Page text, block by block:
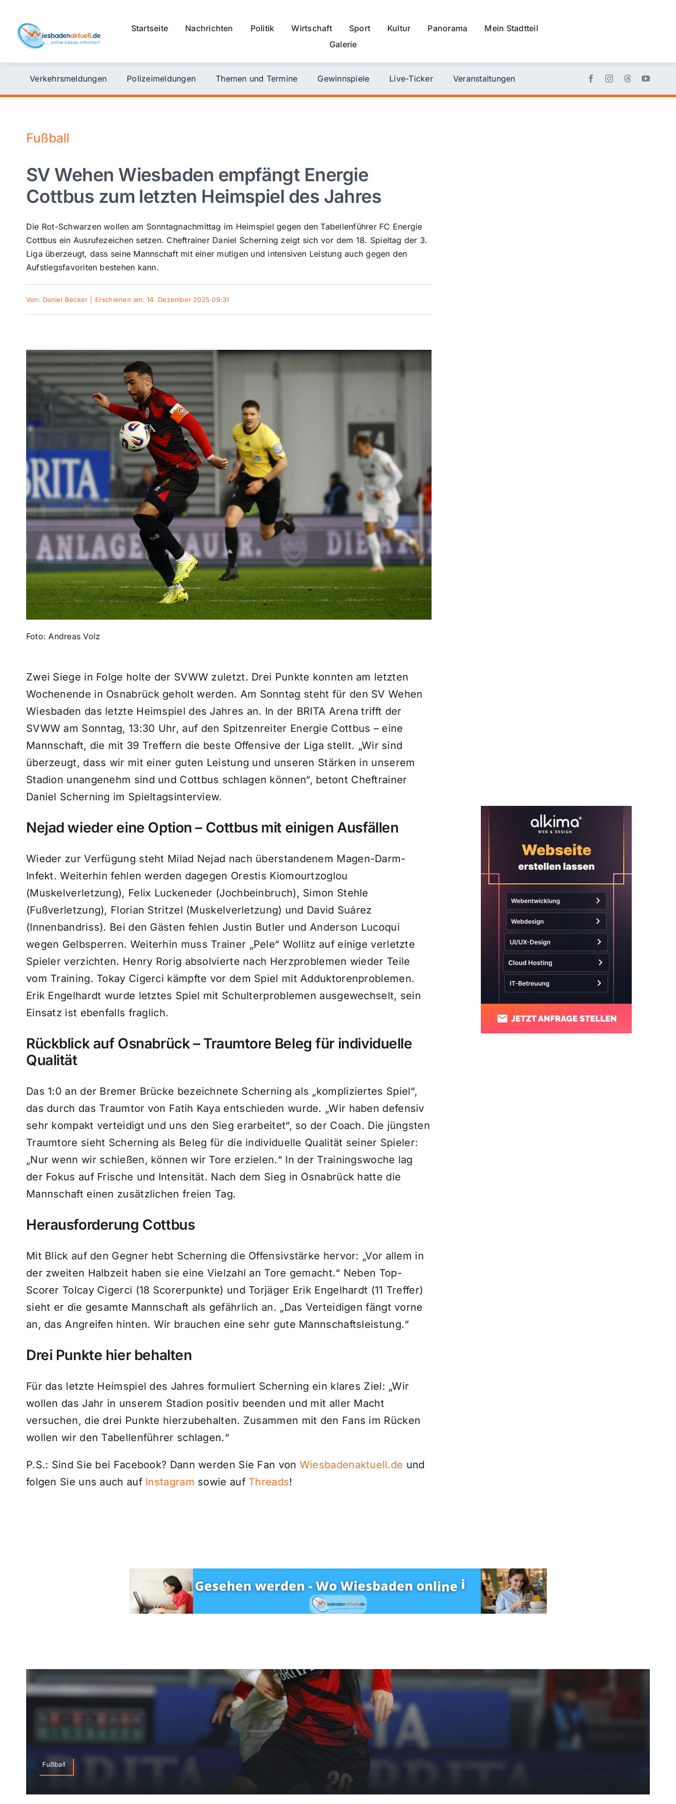
content
Startseite Nachrichten Politik Wirtschaft Sport Kultur Panorama
Mein Stadtteil
Galerie
Verkehrsmeldungen Polizeimeldungen Themen und Termine Gewinnspiele Live-Ticker Veranstaltungen
Fußball
SV Wehen Wiesbaden empfängt Energie
Cottbus zum letzten Heimspiel des Jahres
Die Rot-Schwarzen wollen am Sonntagnachmittag im Heimspiel gegen den Tabellenführer FC Energie
Cottbus ein Ausrufezeichen setzen. Cheftrainer Daniel Scherning zeigt sich vor dem 18. Spieltag der 3.
Liga überzeugt, dass seine Mannschaft mit einer mutigen und intensiven Leistung auch gegen den
Aufstiegsfavoriten bestehen kann.
Von: Daniel Becker Erschienen am: 14. Dezember 2025 09:31
Foto: Andreas Volz
Zwei Siege in Folge holte der SVWW zuletzt. Drei Punkte konnten am letzten
Wochenende in Osnabrück geholt werden. Am Sonntag steht für den SV Wehen
Wiesbaden das letzte Heimspiel des Jahres an. In der BRITA Arena trifft der
SVWW am Sonntag, 13:30 Uhr, auf den Spitzenreiter Energie Cottbus – eine
Mannschaft, die mit 39 Treffern die beste Offensive der Liga stellt. „Wir sind
überzeugt, dass wir mit einer guten Leistung und unseren Stärken in unserem
Stadion unangenehm sind und Cottbus schlagen können“, betont Cheftrainer
Daniel Scherning im Spieltagsinterview.
Nejad wieder eine Option – Cottbus mit einigen Ausfällen
Wieder zur Verfügung steht Milad Nejad nach überstandenem Magen-Darm-
Infekt. Weiterhin fehlen werden dagegen Orestis Kiomourtzoglou
(Muskelverletzung), Felix Luckeneder (Jochbeinbruch), Simon Stehle
(Fußverletzung), Florian Stritzel (Muskelverletzung) und David Suárez
(Innenbandriss). Bei den Gästen fehlen Justin Butler und Anderson Lucoqui
wegen Gelbsperren. Weiterhin muss Trainer „Pele“ Wollitz auf einige verletzte
Spieler verzichten. Henry Rorig absolvierte nach Herzproblemen wieder Teile
vom Training. Tokay Cigerci kämpfte vor dem Spiel mit Adduktorenproblemen.
Erik Engelhardt wurde letztes Spiel mit Schulterproblemen ausgewechselt, sein
Einsatz ist ebenfalls fraglich.
Rückblick auf Osnabrück – Traumtore Beleg für individuelle
Qualität
Das 1:0 an der Bremer Brücke bezeichnete Scherning als „kompliziertes Spiel“,
das durch das Traumtor von Fatih Kaya entschieden wurde. „Wir haben defensiv
sehr kompakt verteidigt und uns den Sieg erarbeitet“, so der Coach. Die jüngsten
Traumtore sieht Scherning als Beleg für die individuelle Qualität seiner Spieler:
„Nur wenn wir schießen, können wir Tore erzielen.“ In der Trainingswoche lag
der Fokus auf Frische und Intensität. Nach dem Sieg in Osnabrück hatte die
Mannschaft einen zusätzlichen freien Tag.
Herausforderung Cottbus
Mit Blick auf den Gegner hebt Scherning die Offensivstärke hervor: „Vor allem in
der zweiten Halbzeit haben sie eine Vielzahl an Tore gemacht.“ Neben Top-
Scorer Tolcay Cigerci (18 Scorerpunkte) und Torjäger Erik Engelhardt (11 Treffer)
sieht er die gesamte Mannschaft als gefährlich an. „Das Verteidigen fängt vorne
an, das Angreifen hinten. Wir brauchen eine sehr gute Mannschaftsleistung.“
Drei Punkte hier behalten
Für das letzte Heimspiel des Jahres formuliert Scherning ein klares Ziel: „Wir
wollen das Jahr in unserem Stadion positiv beenden und mit aller Macht
versuchen, die drei Punkte hierzubehalten. Zusammen mit den Fans im Rücken
wollen wir den Tabellenführer schlagen.“
P.S.: Sind Sie bei Facebook? Dann werden Sie Fan von Wiesbadenaktuell.de und
folgen Sie uns auch auf Instagram sowie auf Threads!
Fußball